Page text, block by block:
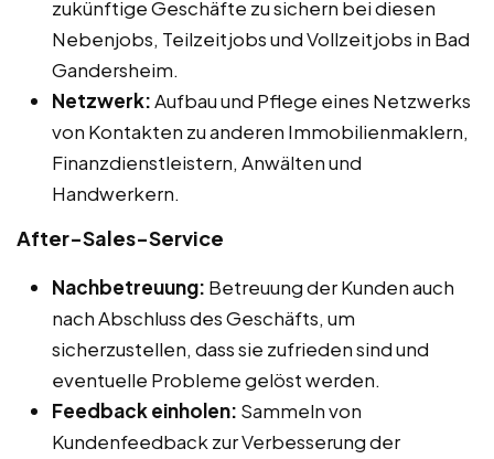
zukünftige Geschäfte zu sichern bei diesen
Nebenjobs, Teilzeitjobs und Vollzeitjobs in Bad
Gandersheim.
Netzwerk:Aufbau und Pflege eines Netzwerks
von Kontakten zu anderen Immobilienmaklern,
Finanzdienstleistern, Anwälten und
Handwerkern.
After-Sales-Service
Nachbetreuung: Betreuung der Kunden auch
nach Abschluss des Geschäfts, um
sicherzustellen, dass sie zufrieden sind und
eventuelle Probleme gelöst werden.
Feedback einholen: Sammeln von
Kundenfeedback zur Verbesserung der